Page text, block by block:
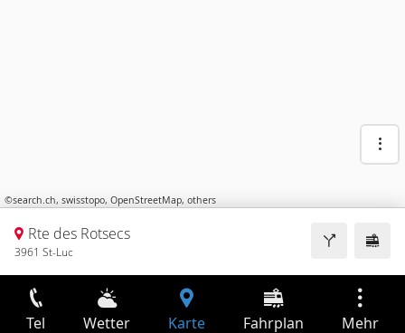
©search.ch, swisstopo, OpenStreetMap, others
Rte des Rotsecs
3961 St-Luc
Tel Wetter Karte Fahrplan Mehr